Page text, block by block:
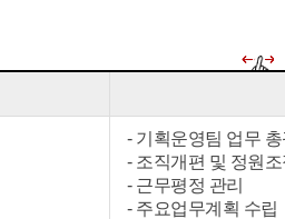
- 기획운영팀 업무
- 조직개편 및 정원
- 근무평정 관리
- 주요업무계획 수립